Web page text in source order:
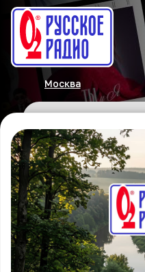
Москва